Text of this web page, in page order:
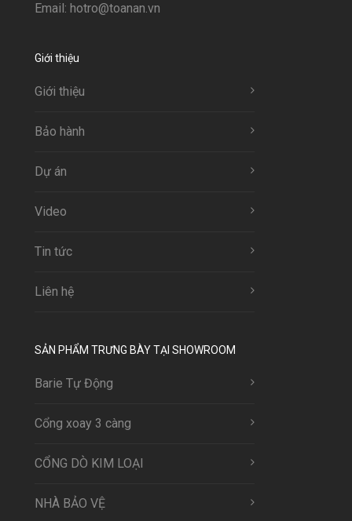
Email: hotro@toanan.vn
Giới thiệu
Giới thiệu
Bảo hành
Dự án
Video
Tin tức
Liên hệ
SẢN PHẨM TRƯNG BÀY TẠI SHOWROOM
Barie Tự Động
Cổng xoay 3 càng
CỔNG DÒ KIM LOẠI
NHÀ BẢO VỆ